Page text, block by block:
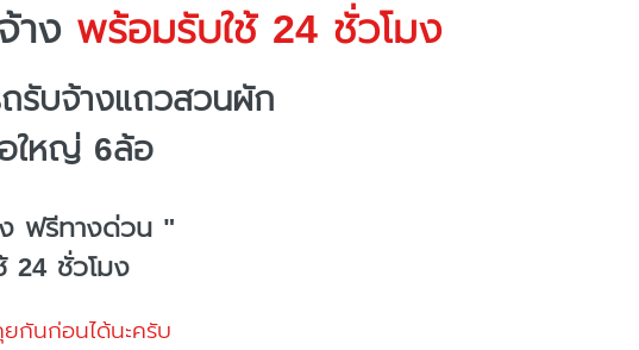
าง พร้อมรับใช้ 24 ชั่วโมง
รับจ้างแถวสวนผัก
ใหญ่ 6ล้อ
ฟรีทางด่วน "
24 ชั่วโมง
ยกันก่อนได้นะครับ